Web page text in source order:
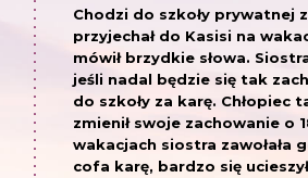
Chodzi do szkoły prywatnej
przyjechał do Kasisi na
mówił brzydkie słowa.
jeśli nadal będzie się tak
do szkoły za karę. Chłopiec
zmienił swoje zachowanie o
wakacjach siostra zawołała
cofa karę, bardzo się